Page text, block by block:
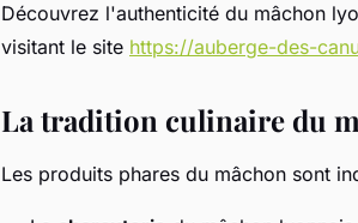
Découvrez l'authenticité du mâchon
visitant le site https://auberge-des-
La tradition culinaire du
Les produits phares du mâchon sont